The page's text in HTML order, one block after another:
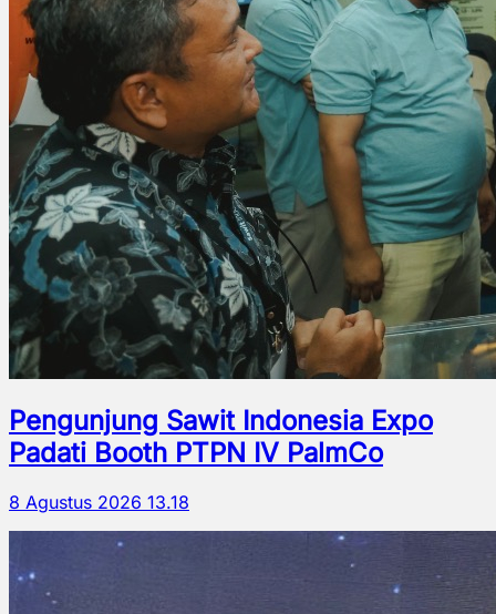
Pengunjung Sawit Indonesia Expo
Padati Booth PTPN IV PalmCo
8 Agustus 2026 13.18